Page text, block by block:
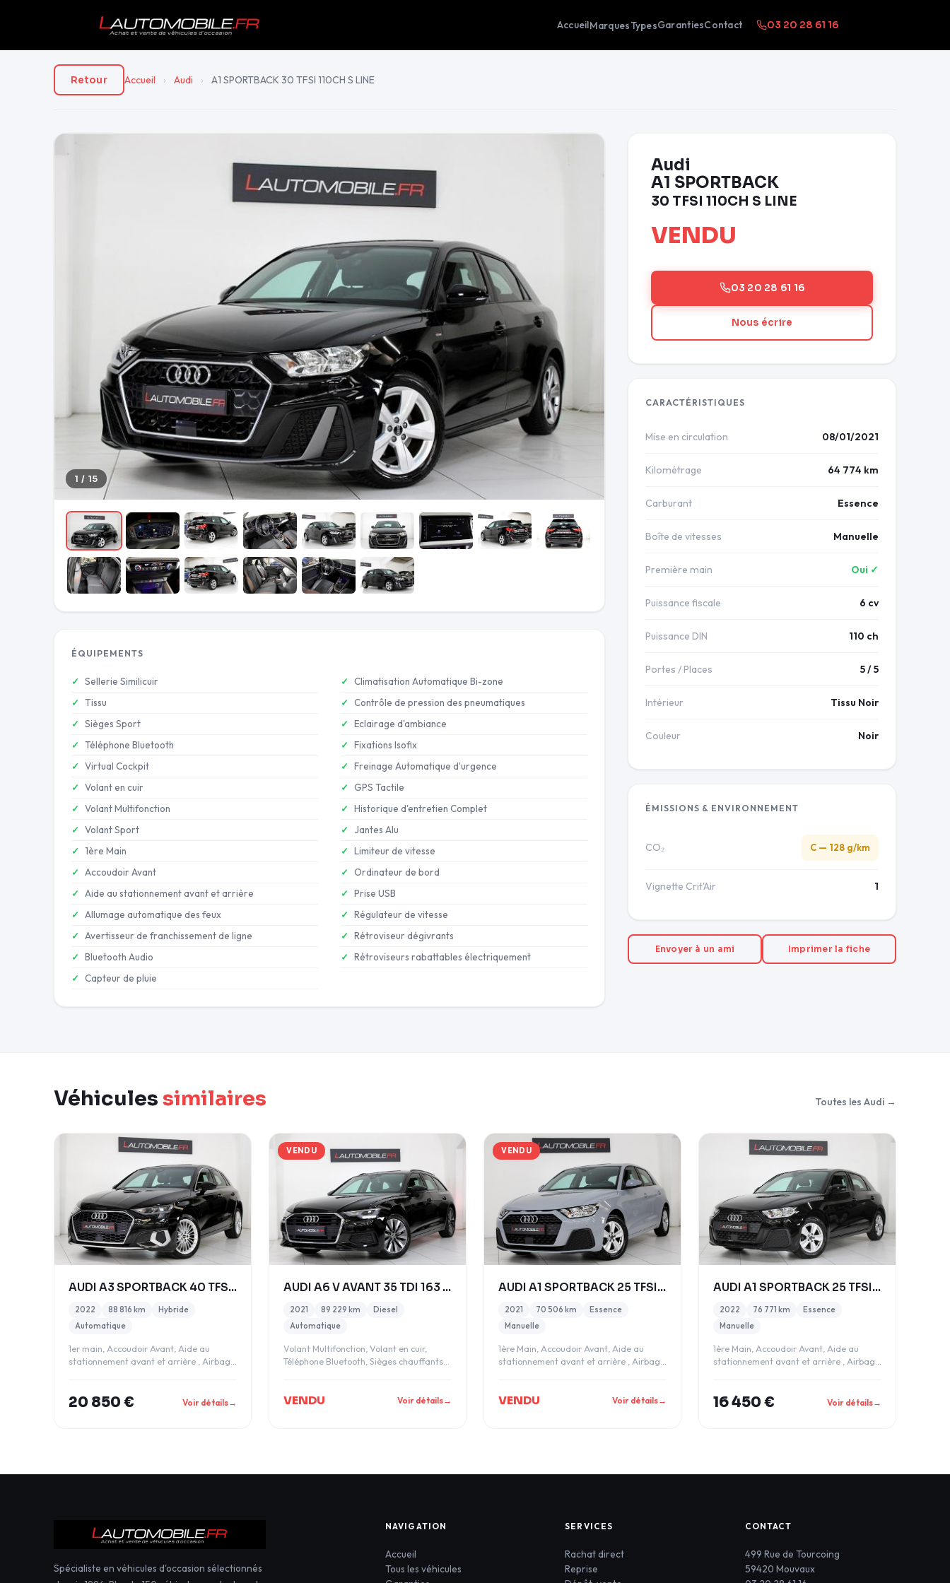
AccueilMarquesTypesGarantiesContact 03 20 28 61 16
Retour Accueil › Audi › A1 SPORTBACK 30 TFSI 110CH S LINE
1 / 15
ÉQUIPEMENTS
Sellerie Similicuir
Tissu
Sièges Sport
Téléphone Bluetooth
Virtual Cockpit
Volant en cuir
Volant Multifonction
Volant Sport
1ère Main
Accoudoir Avant
Aide au stationnement avant et arrière
Allumage automatique des feux
Avertisseur de franchissement de ligne
Bluetooth Audio
Capteur de pluie
Climatisation Automatique Bi-zone
Contrôle de pression des pneumatiques
Eclairage d'ambiance
Fixations Isofix
Freinage Automatique d'urgence
GPS Tactile
Historique d'entretien Complet
Jantes Alu
Limiteur de vitesse
Ordinateur de bord
Prise USB
Régulateur de vitesse
Rétroviseur dégivrants
Rétroviseurs rabattables électriquement
Audi
A1 SPORTBACK
30 TFSI 110CH S LINE
VENDU
03 20 28 61 16
Nous écrire
CARACTÉRISTIQUES
Mise en circulation 08/01/2021
Kilométrage 64 774 km
Carburant Essence
Boîte de vitesses Manuelle
Première main Oui ✓
Puissance fiscale 6 cv
Puissance DIN 110 ch
Portes / Places 5 / 5
Intérieur Tissu Noir
Couleur Noir
ÉMISSIONS & ENVIRONNEMENT
CO₂ C — 128 g/km
Vignette Crit'Air 1
Envoyer à un ami Imprimer la fiche
Véhiculessimilaires Toutes les Audi →
AUDI A3 SPORTBACK 40 TFSI E 204CH DESIGN S TRONIC
2022 88 816 km
Hybride
Automatique
1er main, Accoudoir Avant, Aide au
stationnement avant et arrière , Airbag
20 850 € Voir détails→
VENDU
AUDI A6 V AVANT 35 TDI 163 9CV BUSINESS TRONIC S-L
2021 89 229 km
Diesel
Automatique
Volant Multifonction, Volant en cuir,
Téléphone Bluetooth, Sièges chauffants/
VENDU Voir détails→
VENDU
AUDI A1 SPORTBACK 25 TFSI 95CH BUSINESS LINE
2021 70 506 km
Essence
Manuelle
1ère Main, Accoudoir Avant, Aide au
stationnement avant et arrière , Airbag
VENDU Voir détails→
AUDI A1 SPORTBACK 25 TFSI 95CH BUSINESS LINE
2022 76 771 km
Essence
Manuelle
1ère Main, Accoudoir Avant, Aide au
stationnement avant et arrière , Airbag
16 450 € Voir détails→
Spécialiste en véhicules d'occasion sélectionnés
NAVIGATION
Accueil
Tous les véhicules
SERVICES
Rachat direct
Reprise
CONTACT
499 Rue de Tourcoing
59420 Mouvaux